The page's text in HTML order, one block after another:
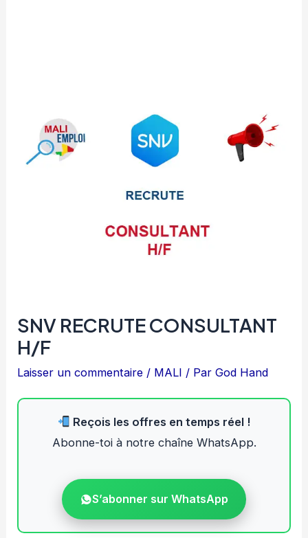
SNV RECRUTE CONSULTANT
H/F
Laisser un commentaire / MALI / ParGod Hand
Reçois les offres en temps réel !
Abonne-toi à notre chaîne WhatsApp.
S’abonner sur WhatsApp